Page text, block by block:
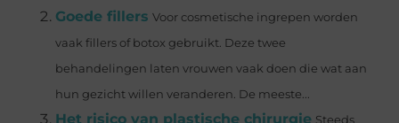
Goede fillers Voor cosmetische ingrepen worden
vaak fillers of botox gebruikt. Deze twee
behandelingen laten vrouwen vaak doen die wat aan
hun gezicht willen veranderen. De meeste...
Het risico van plastische chirurgie Steeds